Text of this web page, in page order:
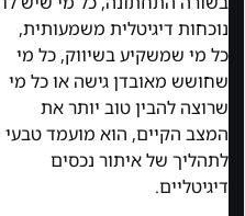
נוכחות דיגיטלית משמעותית,
כל מי שמשקיע בשיווק, כל מי
שחושש מאובדן גישה או כל מי
שרוצה להבין טוב יותר את
המצב הקיים, הוא מועמד טבעי
לתהליך של איתור נכסים
דיגיטליים.